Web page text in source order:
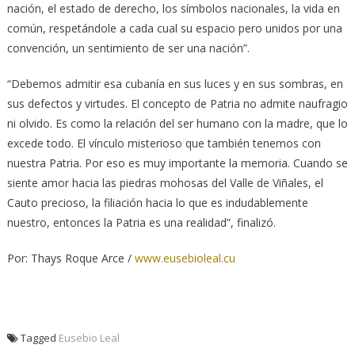
nación, el estado de derecho, los símbolos nacionales, la vida en
común, respetándole a cada cual su espacio pero unidos por una
convención, un sentimiento de ser una nación”.
“Debemos admitir esa cubanía en sus luces y en sus sombras, en
sus defectos y virtudes. El concepto de Patria no admite naufragio
ni olvido. Es como la relación del ser humano con la madre, que lo
excede todo. El vínculo misterioso que también tenemos con
nuestra Patria. Por eso es muy importante la memoria. Cuando se
siente amor hacia las piedras mohosas del Valle de Viñales, el
Cauto precioso, la filiación hacia lo que es indudablemente
nuestro, entonces la Patria es una realidad”, finalizó.
Por: Thays Roque Arce / www.eusebioleal.cu
Tagged Eusebio Leal